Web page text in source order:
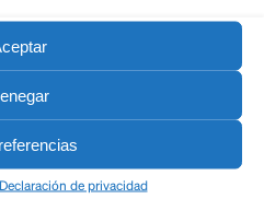
de privacidad
sobre la mesa la necesidad
una manera definitiva y
Estación de Autobuses o
enfermos por el hongo
aspecto con hojas